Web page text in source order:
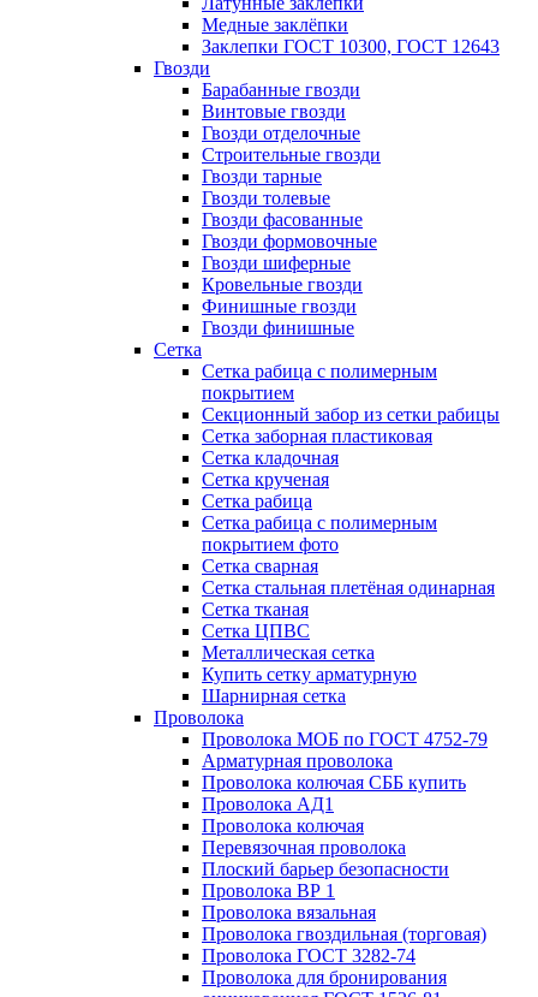
Медные заклёпки
Заклепки ГОСТ 10300, ГОСТ 12643
Гвозди
Барабанные гвозди
Винтовые гвозди
Гвозди отделочные
Строительные гвозди
Гвозди тарные
Гвозди толевые
Гвозди фасованные
Гвозди формовочные
Гвозди шиферные
Кровельные гвозди
Финишные гвозди
Гвозди финишные
Сетка
Сетка рабица с полимерным
покрытием
Секционный забор из сетки рабицы
Сетка заборная пластиковая
Сетка кладочная
Сетка крученая
Сетка рабица
Сетка рабица с полимерным
покрытием фото
Сетка сварная
Сетка стальная плетёная одинарная
Сетка тканая
Сетка ЦПВС
Металлическая сетка
Купить сетку арматурную
Шарнирная сетка
Проволока
Проволока МОБ по ГОСТ 4752-79
Арматурная проволока
Проволока колючая СББ купить
Проволока АД1
Проволока колючая
Перевязочная проволока
Плоский барьер безопасности
Проволока ВР 1
Проволока вязальная
Проволока гвоздильная (торговая)
Проволока ГОСТ 3282-74
Проволока для бронирования